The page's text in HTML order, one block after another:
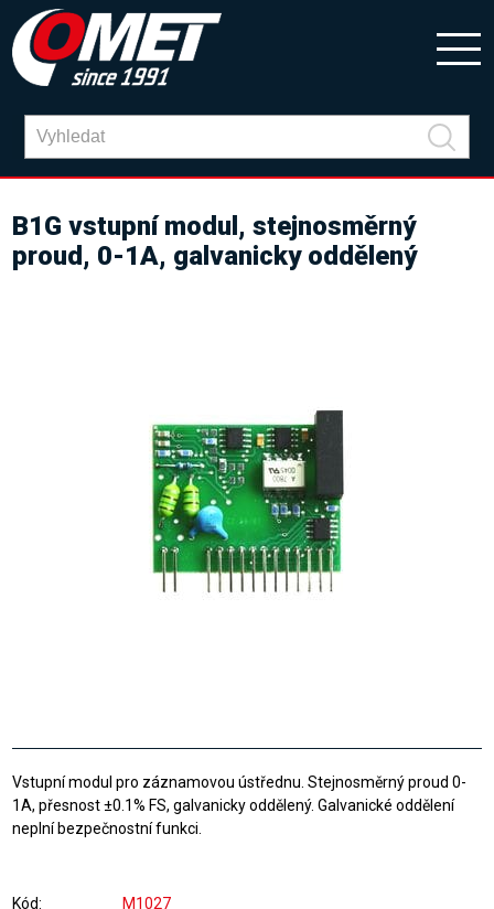
B1G vstupní modul, stejnosměrný
proud, 0-1A, galvanicky oddělený
Vstupní modul pro záznamovou ústřednu. Stejnosměrný proud 0-
1A, přesnost ±0.1% FS, galvanicky oddělený. Galvanické oddělení
neplní bezpečnostní funkci.
Kód M1027